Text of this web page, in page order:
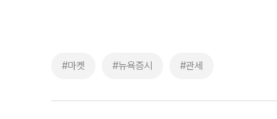
#마켓 #뉴욕증시 #관세